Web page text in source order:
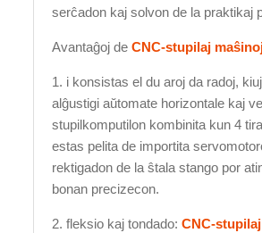
serĉadon kaj solvon de la praktikaj
Avantaĝoj deCNC-stupilaj
1. i konsistas el du aroj da radoj,
alĝustigi aŭtomate horizontale kaj
stupilkomputilon kombinita kun 4
estas pelita de importita
rektigadon de la ŝtala stango por
bonan precizecon.
2. fleksio kaj tondado:CNC-